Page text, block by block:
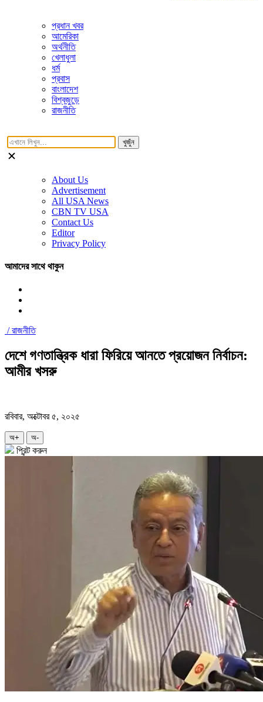
প্রধান খবর
আমেরিকা
অর্থনীতি
খেলাধুলা
ধর্ম
প্রবাস
বাংলাদেশ
বিশ্বজুড়ে
রাজনীতি
খুজুঁন
About Us
Advertisement
All USA News
CBN TV USA
Contact Us
Editor
Privacy Policy
আমাদের সাথে থাকুন
/রাজনীতি
দেশে গণতান্ত্রিক ধারা ফিরিয়ে আনতে প্রয়োজন নির্বাচন:
আমীর খসরু
রবিবার, অক্টোবর ৫, ২০২৫
অ+ অ-
প্রিন্ট করুন